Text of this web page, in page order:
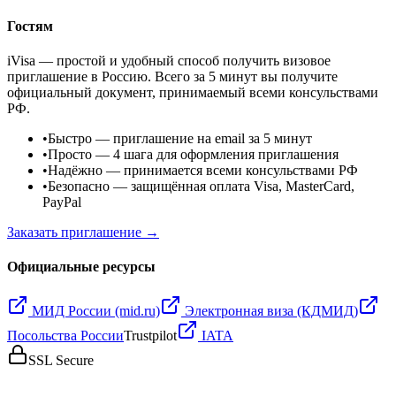
Гостям
iVisa — простой и удобный способ получить визовое
приглашение в Россию. Всего за 5 минут вы получите
официальный документ, принимаемый всеми консульствами
РФ.
•Быстро — приглашение на email за 5 минут
•Просто — 4 шага для оформления приглашения
•Надёжно — принимается всеми консульствами РФ
•Безопасно — защищённая оплата Visa, MasterCard,
PayPal
Заказать приглашение →
Официальные ресурсы
МИД России (mid.ru)
Электронная виза (КДМИД)
Посольства РоссииTrustpilot
IATA
SSL Secure